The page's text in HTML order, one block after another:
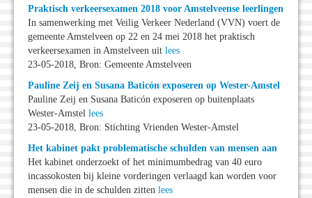
Praktisch verkeersexamen 2018 voor Amstelveense leerlingen
In samenwerking met Veilig Verkeer Nederland (VVN) voert de
gemeente Amstelveen op 22 en 24 mei 2018 het praktisch
verkeersexamen in Amstelveen uit lees
23-05-2018, Bron: Gemeente Amstelveen
Pauline Zeij en Susana Baticón exposeren op Wester-Amstel
Pauline Zeij en Susana Baticón exposeren op buitenplaats
Wester-Amstel lees
23-05-2018, Bron: Stichting Vrienden Wester-Amstel
Het kabinet pakt problematische schulden van mensen aan
Het kabinet onderzoekt of het minimumbedrag van 40 euro
incassokosten bij kleine vorderingen verlaagd kan worden voor
mensen die in de schulden zitten lees